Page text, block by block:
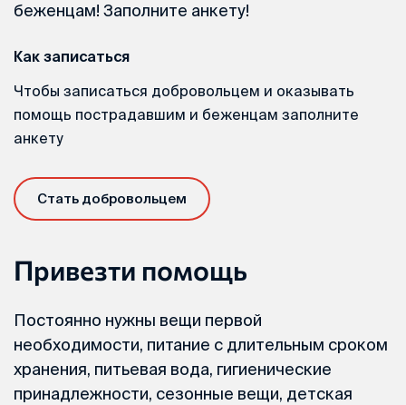
беженцам! Заполните анкету!
Как записаться
Чтобы записаться добровольцем и оказывать
помощь пострадавшим и беженцам заполните
анкету
Стать добровольцем
Привезти помощь
Постоянно нужны вещи первой
необходимости, питание с длительным сроком
хранения, питьевая вода, гигиенические
принадлежности, сезонные вещи, детская